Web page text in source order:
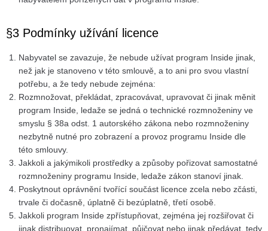
§3 Podmínky užívání licence
Nabyvatel se zavazuje, že nebude užívat program Inside jinak,
než jak je stanoveno v této smlouvě, a to ani pro svou vlastní
potřebu, a že tedy nebude zejména:
Rozmnožovat, překládat, zpracovávat, upravovat či jinak měnit
program Inside, ledaže se jedná o technické rozmnoženiny ve
smyslu § 38a odst. 1 autorského zákona nebo rozmnoženiny
nezbytně nutné pro zobrazení a provoz programu Inside dle
této smlouvy.
Jakkoli a jakýmikoli prostředky a způsoby pořizovat samostatné
rozmnoženiny programu Inside, ledaže zákon stanoví jinak.
Poskytnout oprávnění tvořící součást licence zcela nebo zčásti,
trvale či dočasně, úplatně či bezúplatně, třetí osobě.
Jakkoli program Inside zpřístupňovat, zejména jej rozšiřovat či
jinak distribuovat, pronajímat, půjčovat nebo jinak předávat, tedy